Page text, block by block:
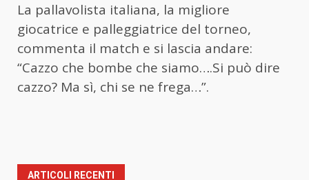
La pallavolista italiana, la migliore
giocatrice e palleggiatrice del torneo,
commenta il match e si lascia andare:
“Cazzo che bombe che siamo….Si può dire
cazzo? Ma sì, chi se ne frega…”.
ARTICOLI RECENTI